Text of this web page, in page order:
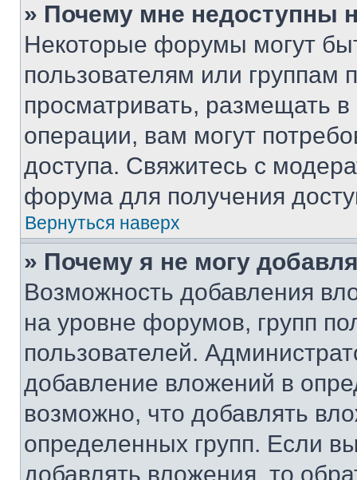
» Почему мне недоступны
Некоторые форумы могут
пользователям или группам
просматривать, размещать
операции, вам могут
доступа. Свяжитесь с
форума для получения
Вернуться наверх
» Почему я не могу
Возможность добавления
на уровне форумов, групп
пользователей.
добавление вложений в
возможно, что добавлять
определенных групп. Если
добавлять вложения, то